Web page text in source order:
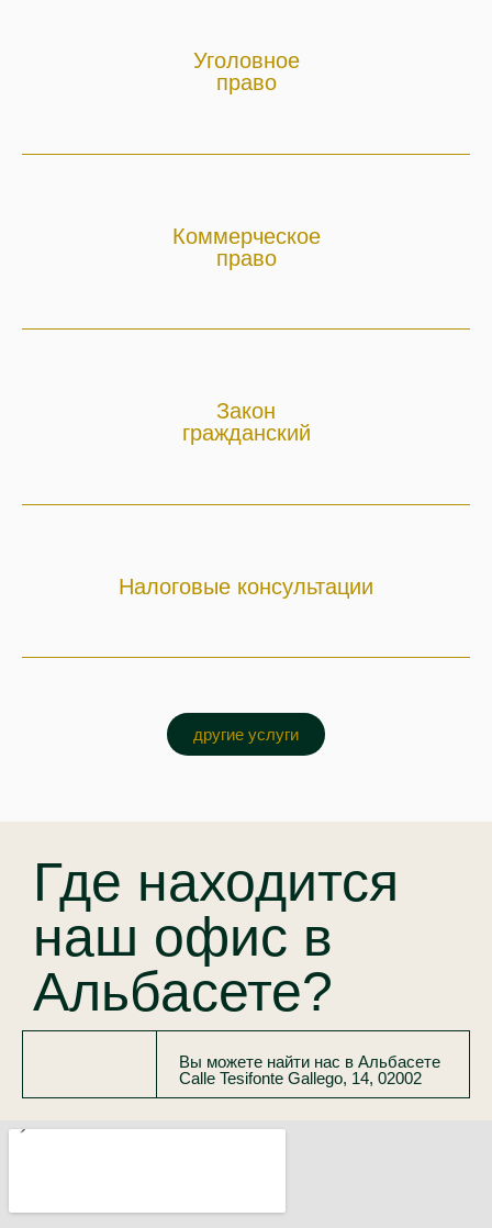
Уголовное
право
Коммерческое
право
Закон
гражданский
Налоговые консультации
другие услуги
Где находится
наш офис в
Альбасете?
Вы можете найти нас в Альбасете
Calle Tesifonte Gallego, 14, 02002